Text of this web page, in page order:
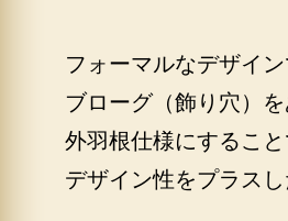
フォーマルなデザイ
ブローグ（飾り穴）を
外羽根仕様にするこ
デザイン性をプラス